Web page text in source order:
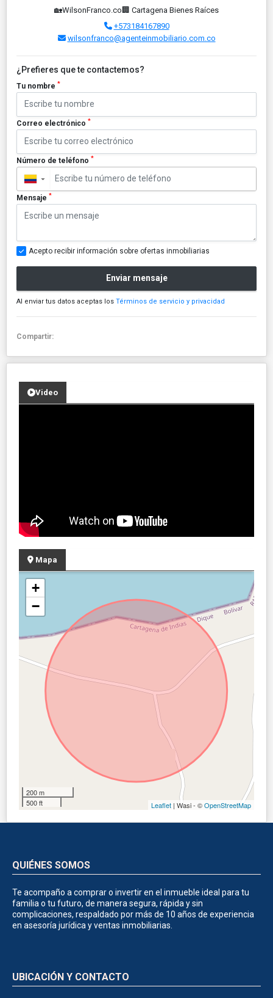
🏡WilsonFranco.co🏢 Cartagena Bienes Raíces
+573184167890
wilsonfranco@agenteinmobiliario.com.co
¿Prefieres que te contactemos?
Tu nombre *
Correo electrónico *
Número de teléfono *
▼
Mensaje *
Acepto recibir información sobre ofertas inmobiliarias
Enviar mensaje
Al enviar tus datos aceptas los Términos de servicio y privacidad
Compartir:
Video
Mapa
+
−
200 m
500 ft
Leaflet | Wasi - ©OpenStreetMap
QUIÉNES SOMOS
Te acompaño a comprar o invertir en el inmueble ideal para tu
familia o tu futuro, de manera segura, rápida y sin
complicaciones, respaldado por más de 10 años de experiencia
en asesoría jurídica y ventas inmobiliarias.
UBICACIÓN Y CONTACTO